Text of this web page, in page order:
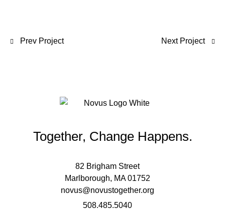
Prev Project Next Project
Together, Change Happens.
82 Brigham Street
Marlborough, MA 01752
novus@novustogether.org
508.485.5040